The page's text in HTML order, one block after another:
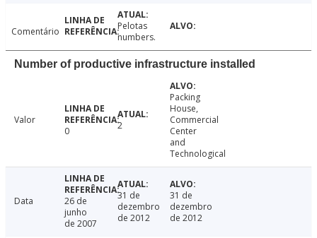
Comentário
Pelotas
numbers.
Number of productive infrastructure installed
Valor
0
2
Packing
House,
Commercial
Center
and
Technological
Data
26 de
junho
de 2007
31 de
dezembro
de 2012
31 de
dezembro
de 2012